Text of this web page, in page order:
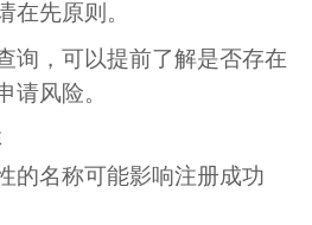
在先原则。
询，可以提前了解是否存在
请风险。
的名称可能影响注册成功